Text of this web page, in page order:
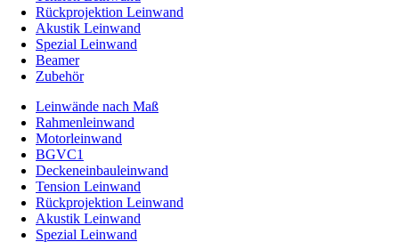
Rückprojektion Leinwand
Akustik Leinwand
Spezial Leinwand
Beamer
Zubehör
Leinwände nach Maß
Rahmenleinwand
Motorleinwand
BGVC1
Deckeneinbauleinwand
Tension Leinwand
Rückprojektion Leinwand
Akustik Leinwand
Spezial Leinwand